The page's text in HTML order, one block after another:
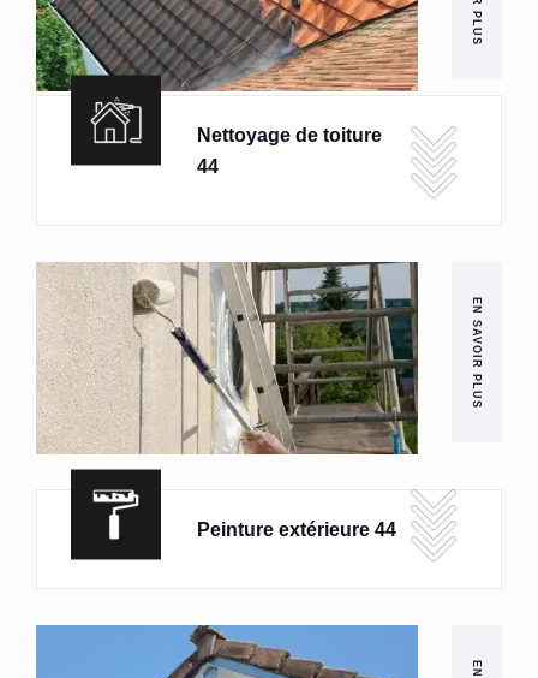
Nettoyage de toiture
44
EN SAVOIR PLUS
Peinture extérieure 44